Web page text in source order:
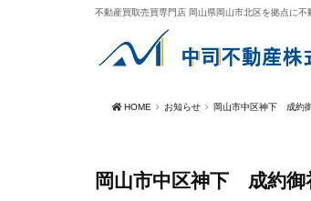
不動産買取売買専門店 岡山県岡山市北区を拠点に
HOME お知らせ 岡山市中区神下 成約
岡山市中区神下 成約御